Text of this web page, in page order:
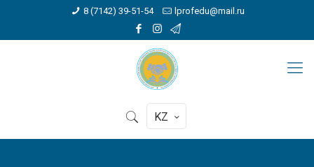
8 (7142) 39-51-54 lprofedu@mail.ru
KZ